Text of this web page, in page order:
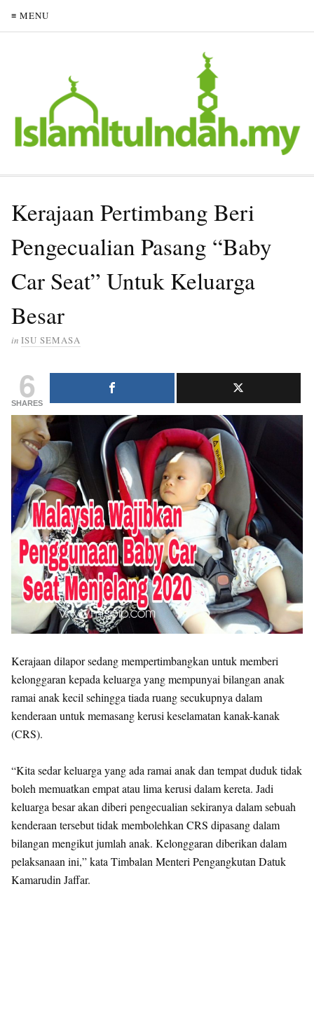
≡ MENU
Kerajaan Pertimbang Beri
Pengecualian Pasang “Baby
Car Seat” Untuk Keluarga
Besar
in ISU SEMASA
6
SHARES
Kerajaan dilapor sedang mempertimbangkan untuk memberi
kelonggaran kepada keluarga yang mempunyai bilangan anak
ramai anak kecil sehingga tiada ruang secukupnya dalam
kenderaan untuk memasang kerusi keselamatan kanak-kanak
(CRS).
“Kita sedar keluarga yang ada ramai anak dan tempat duduk tidak
boleh memuatkan empat atau lima kerusi dalam kereta. Jadi
keluarga besar akan diberi pengecualian sekiranya dalam sebuah
kenderaan tersebut tidak membolehkan CRS dipasang dalam
bilangan mengikut jumlah anak. Kelonggaran diberikan dalam
pelaksanaan ini,” kata Timbalan Menteri Pengangkutan Datuk
Kamarudin Jaffar.